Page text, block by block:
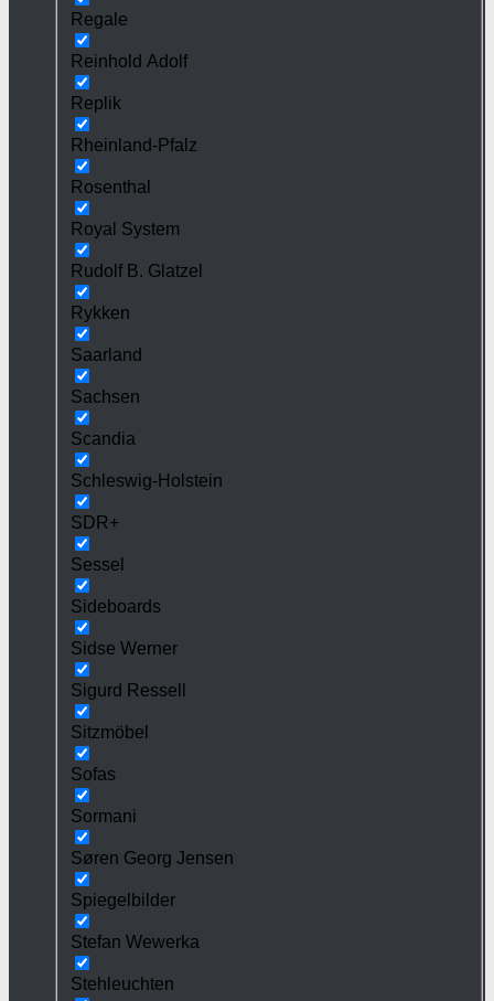
Regale
Reinhold Adolf
Replik
Rheinland-Pfalz
Rosenthal
Royal System
Rudolf B. Glatzel
Rykken
Saarland
Sachsen
Scandia
Schleswig-Holstein
SDR+
Sessel
Sideboards
Sidse Werner
Sigurd Ressell
Sitzmöbel
Sofas
Sormani
Søren Georg Jensen
Spiegelbilder
Stefan Wewerka
Stehleuchten